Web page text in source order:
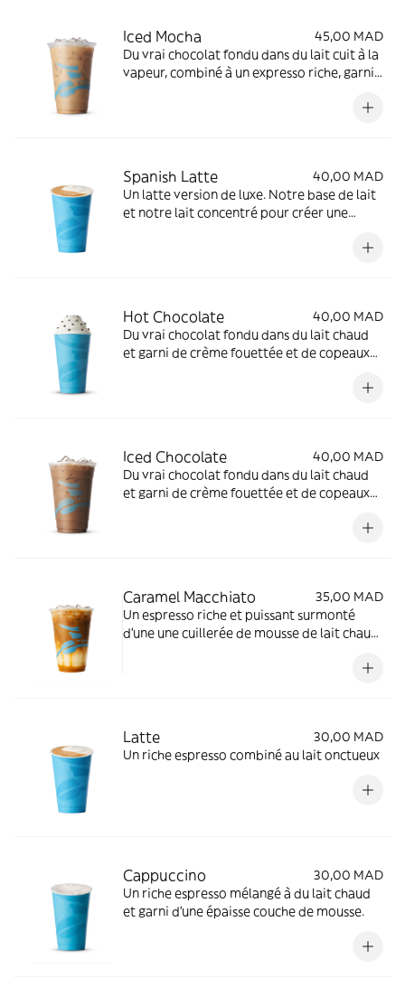
Iced Mocha
45,00 MAD
Du vrai chocolat fondu dans du lait cuit à la
vapeur, combiné à un expresso riche, garni
Spanish Latte
40,00 MAD
Un latte version de luxe. Notre base de lait
et notre lait concentré pour créer une
Hot Chocolate
40,00 MAD
Du vrai chocolat fondu dans du lait chaud
et garni de crème fouettée et de copeaux
Iced Chocolate
40,00 MAD
Du vrai chocolat fondu dans du lait chaud
et garni de crème fouettée et de copeaux
Caramel Macchiato
35,00 MAD
Un espresso riche et puissant surmonté
d'une une cuillerée de mousse de lait chaud,
Latte
30,00 MAD
Un riche espresso combiné au lait onctueux
Cappuccino
30,00 MAD
Un riche espresso mélangé à du lait chaud
et garni d'une épaisse couche de mousse.